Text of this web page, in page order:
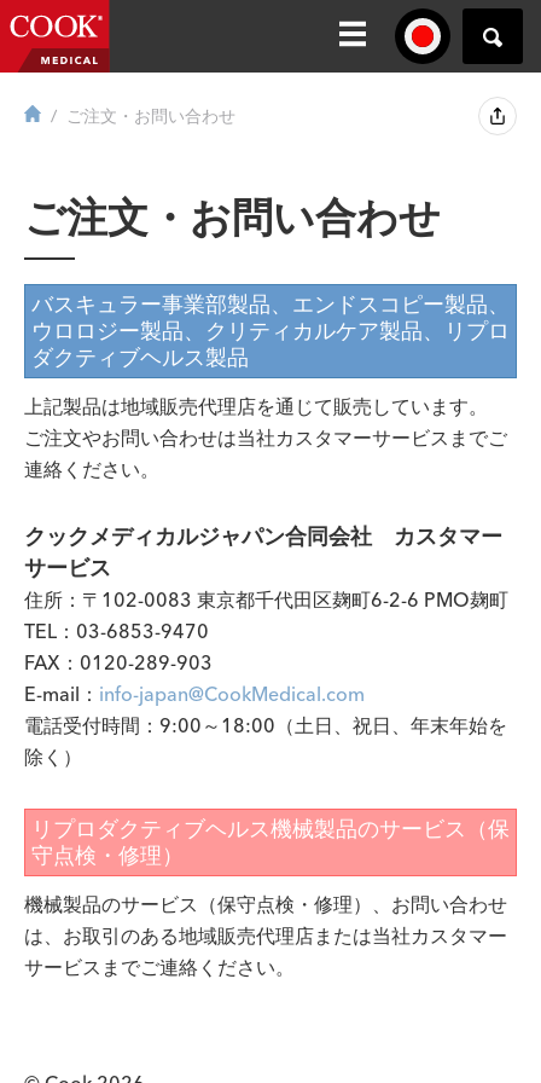
ご注文・お問い合わせ
ご注文・お問い合わせ
バスキュラー事業部製品、エンドスコピー製品、
ウロロジー製品、クリティカルケア製品、リプロ
ダクティブヘルス製品
上記製品は地域販売代理店を通じて販売しています。
ご注文やお問い合わせは当社カスタマーサービスまでご
連絡ください。
クックメディカルジャパン合同会社 カスタマー
サービス
住所：〒102-0083 東京都千代田区麹町6-2-6 PMO麹町
TEL：03-6853-9470
FAX：0120-289-903
E-mail： info-japan@CookMedical.com
電話受付時間：9:00～18:00（土日、祝日、年末年始を
除く）
リプロダクティブヘルス機械製品のサービス（保
守点検・修理）
機械製品のサービス（保守点検・修理）、お問い合わせ
は、お取引のある地域販売代理店または当社カスタマー
サービスまでご連絡ください。